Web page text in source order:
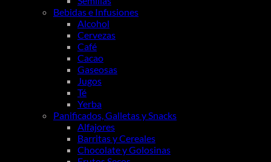
Bebidas e Infusiones
Alcohol
Cervezas
Café
Cacao
Gaseosas
Jugos
Té
Yerba
Panificados, Galletas y Snacks
Alfajores
Barritas y Cereales
Chocolate y Golosinas